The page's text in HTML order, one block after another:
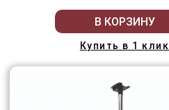
В КОРЗИНУ
Купить в 1 клик